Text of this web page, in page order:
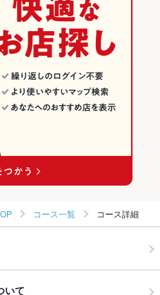
ルメランキング
酒屋ランキング
コース一覧 コース詳細
いて